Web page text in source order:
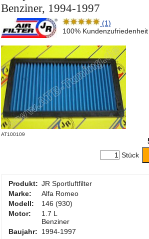
Benziner, 1994-1997
(1)
100% Kundenzufriedenheit
AT100109
Stück
Produkt: JR Sportluftfilter
Marke:
Alfa Romeo
Modell:
146 (930)
Motor:
1.7 L
Benziner
Baujahr:
1994-1997